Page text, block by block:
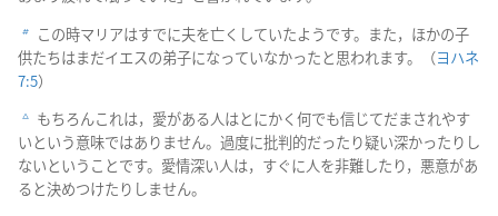
b この時マリアはすでに夫を亡くしていたようです。また，ほかの子
供たちはまだイエスの弟子になっていなかったと思われます。（ヨハネ
7:5）
c もちろんこれは，愛がある人はとにかく何でも信じてだまされやす
いという意味ではありません。過度に批判的だったり疑い深かったりし
ないということです。愛情深い人は，すぐに人を非難したり，悪意があ
ると決めつけたりしません。